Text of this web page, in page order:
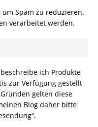
um Spam zu reduzieren.
verarbeitet werden.
ich Produkte
zur Verfügung gestellt
gelten diese
Blog daher bitte